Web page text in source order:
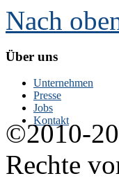
Nach
Über uns
Unternehmen
Presse
Jobs
Kontakt
©2010-
Rechte